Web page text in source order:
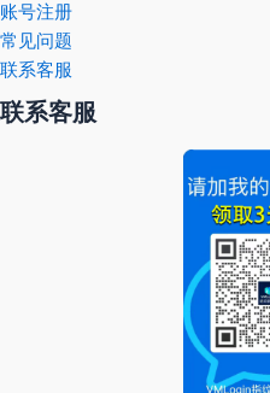
账号注册
常见问题
联系客服
联系客服